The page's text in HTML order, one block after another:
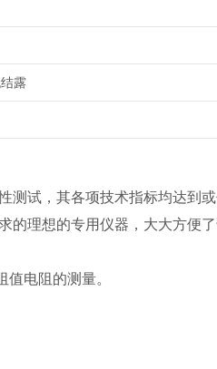
露
测试，其各项技术指标均达到
的理想的专用仪器，大大方便
电阻的测量。